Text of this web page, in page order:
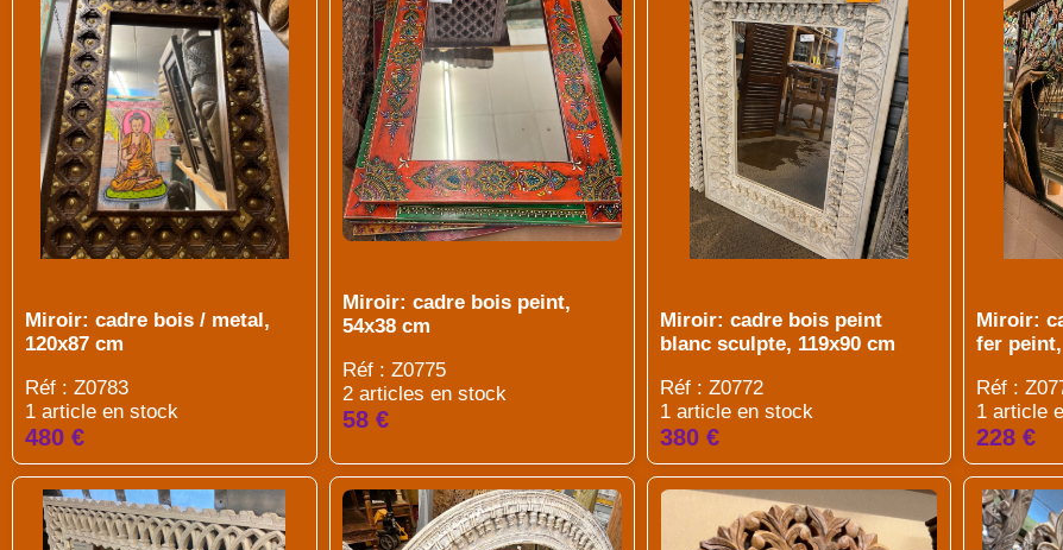
Miroir: cadre bois / metal,
120x87 cm
Réf : Z0783
1 article en stock
480 €
Miroir: cadre bois peint,
54x38 cm
Réf : Z0775
2 articles en stock
58 €
Miroir: cadre bois peint
blanc sculpte, 119x90 cm
Réf : Z0772
1 article en stock
380 €
Miroir:
fer
Réf :
1 article
228 €